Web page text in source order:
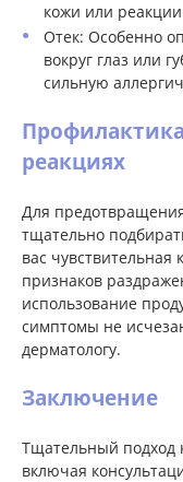
кожи или
Отек: Особенно
вокруг глаз или
сильную
реакциях
Для
тщательно
вас
признаков
использование
симптомы не
дерматологу.
Заключение
Тщательный подход
включая